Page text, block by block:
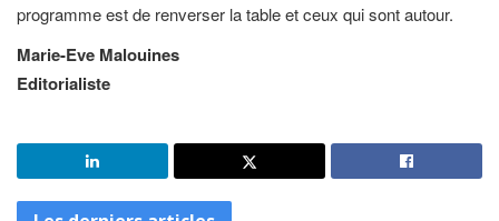
programme est de renverser la table et ceux qui sont autour.
Marie-Eve Malouines
Editorialiste